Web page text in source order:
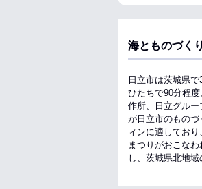
海とものづく
日立市は茨城県
ひたちで90分程
作所、日立グル
が日立市のもの
ィンに適してお
まつりがおこな
し、茨城県北地域